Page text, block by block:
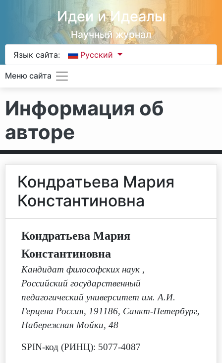
Идеи и Идеалы
Научный журнал
Язык сайта: Русский
Меню сайта
Информация об
авторе
Кондратьева Мария
Константиновна
Кондратьева Мария
Константиновна
Кандидат философских наук ,
Российский государственный
педагогический университет им. А.И.
Герцена Россия, 191186, Санкт-Петербург,
Набережная Мойки, 48
SPIN-код (РИНЦ): 5077-4087